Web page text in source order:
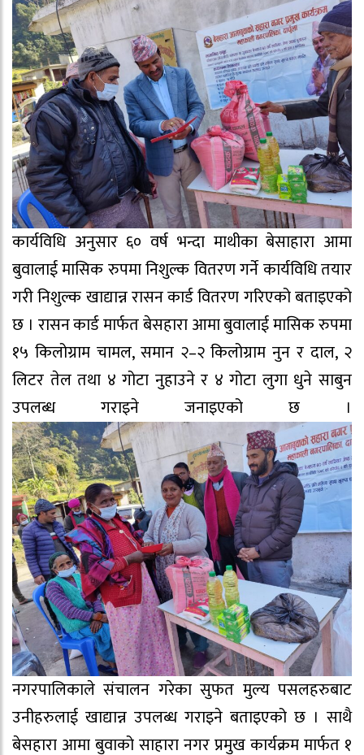
कार्यविधि अनुसार ६० वर्ष भन्दा माथीका बेसाहारा आमा
बुवालाई मासिक रुपमा निशुल्क वितरण गर्ने कार्यविधि तयार
गरी निशुल्क खाद्यान्न रासन कार्ड वितरण गरिएको बताइएको
छ । रासन कार्ड मार्फत बेसहारा आमा बुवालाई मासिक रुपमा
१५ किलोग्राम चामल, समान २–२ किलोग्राम नुन र दाल, २
लिटर तेल तथा ४ गोटा नुहाउने र ४ गोटा लुगा धुने साबुन
उपलब्ध गराइने जनाइएको छ ।
नगरपालिकाले संचालन गरेका सुफत मुल्य पसलहरुबाट
उनीहरुलाई खाद्यान्न उपलब्ध गराइने बताइएको छ । साथै
बेसहारा आमा बुवाको साहारा नगर प्रमुख कार्यक्रम मार्फत १